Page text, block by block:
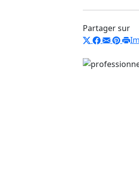
Partager sur